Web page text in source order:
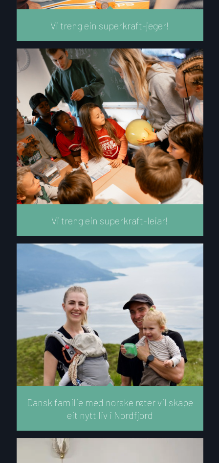
Vi treng ein superkraft-jeger!
Vi treng ein superkraft-leiar!
Dansk familie med norske røter vil skape
eit nytt liv i Nordfjord